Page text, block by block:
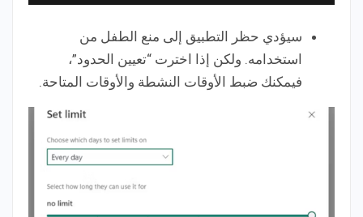
سيؤدي حظر التطبيق إلى منع الطفل من
استخدامه. ولكن إذا اخترت “تعيين الحدود”،
فيمكنك ضبط الأوقات النشطة والأوقات المتاحة.